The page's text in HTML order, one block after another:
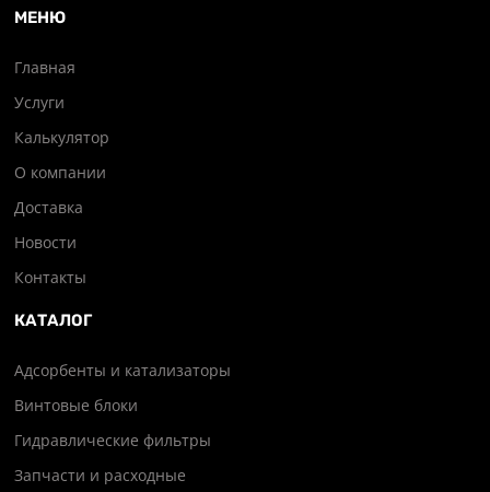
МЕНЮ
Главная
Услуги
Калькулятор
О компании
Доставка
Новости
Контакты
КАТАЛОГ
Адсорбенты и катализаторы
Винтовые блоки
Гидравлические фильтры
Запчасти и расходные